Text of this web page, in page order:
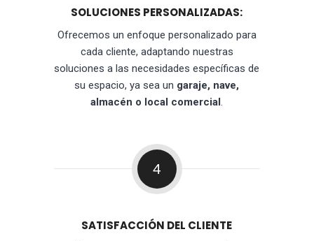
SOLUCIONES PERSONALIZADAS:
Ofrecemos un enfoque personalizado para
cada cliente, adaptando nuestras
soluciones a las necesidades específicas de
su espacio, ya sea un garaje, nave,
almacén o local comercial.
4
SATISFACCIÓN DEL CLIENTE